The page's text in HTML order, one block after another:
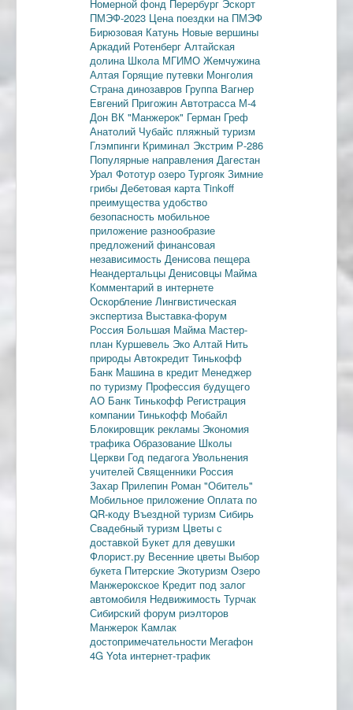
Номерной фонд Перербург Эскорт
ПМЭФ-2023 Цена поездки на ПМЭФ
Бирюзовая Катунь Новые вершины
Аркадий Ротенберг Алтайская
долина Школа МГИМО Жемчужина
Алтая Горящие путевки Монголия
Страна динозавров Группа Вагнер
Евгений Пригожин Автотрасса М-4
Дон ВК "Манжерок" Герман Греф
Анатолий Чубайс пляжный туризм
Глэмпинги Криминал Экстрим Р-286
Популярные направления Дагестан
Урал Фототур озеро Тургояк Зимние
грибы Дебетовая картаTinkoff
преимуществаудобство
безопасность мобильное
приложение разнообразие
предложений финансовая
независимость Денисова пещера
Неандертальцы Денисовцы Майма
Комментарий в интернете
Оскорбление Лингвистическая
экспертиза Выставка-форум
Россия Большая Майма Мастер-
план Куршевель Эко Алтай Нить
природы Автокредит Тинькофф
Банк Машина в кредит Менеджер
по туризму Профессия будущего
АО Банк Тинькофф Регистрация
компании Тинькофф Мобайл
Блокировщик рекламы Экономия
трафикаОбразование Школы
Церкви Год педагогаУвольнения
учителей Священники Россия
Захар Прилепин Роман "Обитель"
Мобильное приложение Оплата по
QR-коду Въездной туризм Сибирь
Свадебный туризм Цветы с
доставкой Букет для девушки
Флорист.ру Весенние цветы Выбор
букета Питерские Экотуризм Озеро
Манжерокское Кредит под залог
автомобиля Недвижимость Турчак
Сибирский форум риэлторов
Манжерок Камлак
достопримечательности Мегафон
4G Yota интернет-трафик